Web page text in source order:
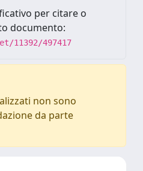
per citare o
documento:
11392/497417
non sono
da parte